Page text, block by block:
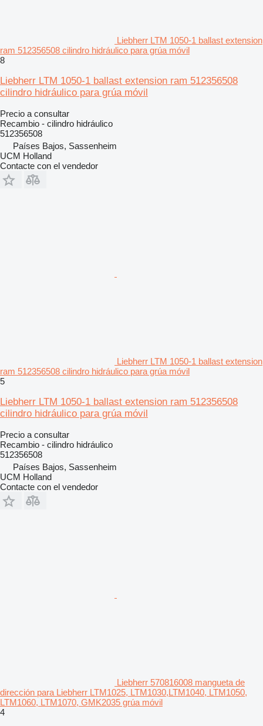
Liebherr LTM 1050-1 ballast extension
ram 512356508 cilindro hidráulico para grúa móvil
8
Liebherr LTM 1050-1 ballast extension ram 512356508
cilindro hidráulico para grúa móvil
Precio a consultar
Recambio - cilindro hidráulico
512356508
Países Bajos, Sassenheim
UCM Holland
Contacte con el vendedor
Liebherr LTM 1050-1 ballast extension
ram 512356508 cilindro hidráulico para grúa móvil
5
Liebherr LTM 1050-1 ballast extension ram 512356508
cilindro hidráulico para grúa móvil
Precio a consultar
Recambio - cilindro hidráulico
512356508
Países Bajos, Sassenheim
UCM Holland
Contacte con el vendedor
Liebherr 570816008 mangueta de
dirección para Liebherr LTM1025, LTM1030,LTM1040, LTM1050,
LTM1060, LTM1070, GMK2035 grúa móvil
4